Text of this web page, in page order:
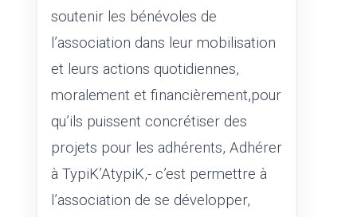
soutenir les bénévoles de
l’association dans leur mobilisation
et leurs actions quotidiennes,
moralement et financièrement,pour
qu’ils puissent concrétiser des
projets pour les adhérents, Adhérer
à TypiK’AtypiK,- c’est permettre à
l’association de se développer,